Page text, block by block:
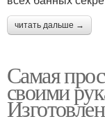
читать дальше →
Самая
своими